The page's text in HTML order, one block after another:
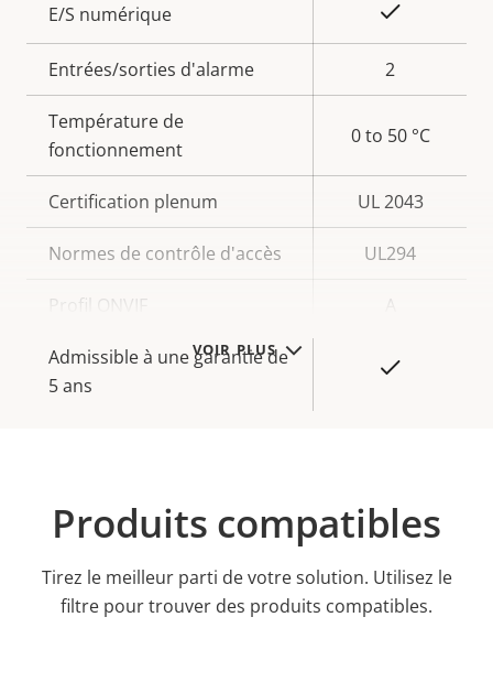
VOIR PLUS
E/S numérique
Entrées/sorties d'alarme 2
Température de
fonctionnement
0 to 50 °C
Certification plenum UL 2043
Normes de contrôle d'accès UL294
Profil ONVIF A
Admissible à une garantie de
5 ans
Produits compatibles
Tirez le meilleur parti de votre solution. Utilisez le
filtre pour trouver des produits compatibles.